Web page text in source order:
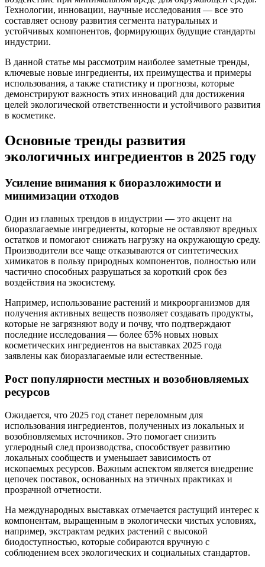
Технологии, инновации, научные исследования — все это
составляет основу развития сегмента натуральных и
устойчивых компонентов, формирующих будущие стандарты
индустрии.
В данной статье мы рассмотрим наиболее заметные тренды,
ключевые новые ингредиенты, их преимущества и примеры
использования, а также статистику и прогнозы, которые
демонстрируют важность этих инноваций для достижения
целей экологической ответственности и устойчивого развития
в косметике.
Основные тренды развития
экологичных ингредиентов в 2025 году
Усиление внимания к биоразложимости и
минимизации отходов
Один из главных трендов в индустрии — это акцент на
биоразлагаемые ингредиенты, которые не оставляют вредных
остатков и помогают снижать нагрузку на окружающую среду.
Производители все чаще отказываются от синтетических
химикатов в пользу природных компонентов, полностью или
частично способных разрушаться за короткий срок без
воздействия на экосистему.
Например, использование растений и микроорганизмов для
получения активных веществ позволяет создавать продукты,
которые не загрязняют воду и почву, что подтверждают
последние исследования — более 65% новых новых
косметических ингредиентов на выставках 2025 года
заявлены как биоразлагаемые или естественные.
Рост популярности местных и возобновляемых
ресурсов
Ожидается, что 2025 год станет переломным для
использования ингредиентов, полученных из локальных и
возобновляемых источников. Это помогает снизить
углеродный след производства, способствует развитию
локальных сообществ и уменьшает зависимость от
ископаемых ресурсов. Важным аспектом является внедрение
цепочек поставок, основанных на этичных практиках и
прозрачной отчетности.
На международных выставках отмечается растущий интерес к
компонентам, выращенным в экологически чистых условиях,
например, экстрактам редких растений с высокой
биодоступностью, которые собираются вручную с
соблюдением всех экологических и социальных стандартов.